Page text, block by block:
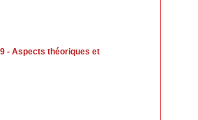
- Aspects théoriques et